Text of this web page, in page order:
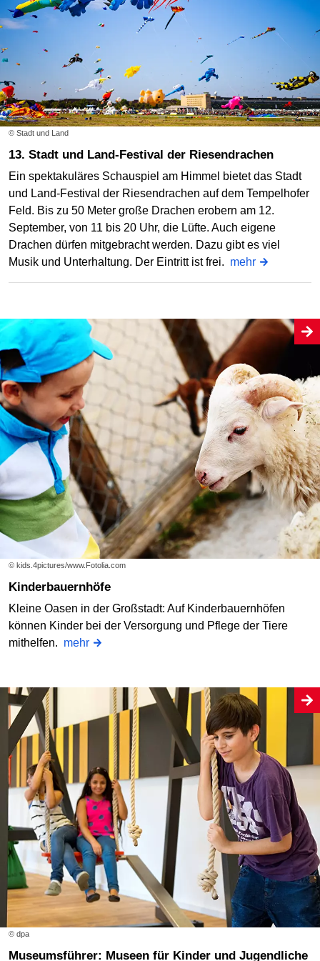
© Stadt und Land
13. Stadt und Land-Festival der Riesendrachen
Ein spektakuläres Schauspiel am Himmel bietet das Stadt
und Land-Festival der Riesendrachen auf dem Tempelhofer
Feld. Bis zu 50 Meter große Drachen erobern am 12.
September, von 11 bis 20 Uhr, die Lüfte. Auch eigene
Drachen dürfen mitgebracht werden. Dazu gibt es viel
Musik und Unterhaltung. Der Eintritt ist frei. mehr
© kids.4pictures/www.Fotolia.com
Kinderbauernhöfe
Kleine Oasen in der Großstadt: Auf Kinderbauernhöfen
können Kinder bei der Versorgung und Pflege der Tiere
mithelfen. mehr
© dpa
Museumsführer: Museen für Kinder und Jugendliche